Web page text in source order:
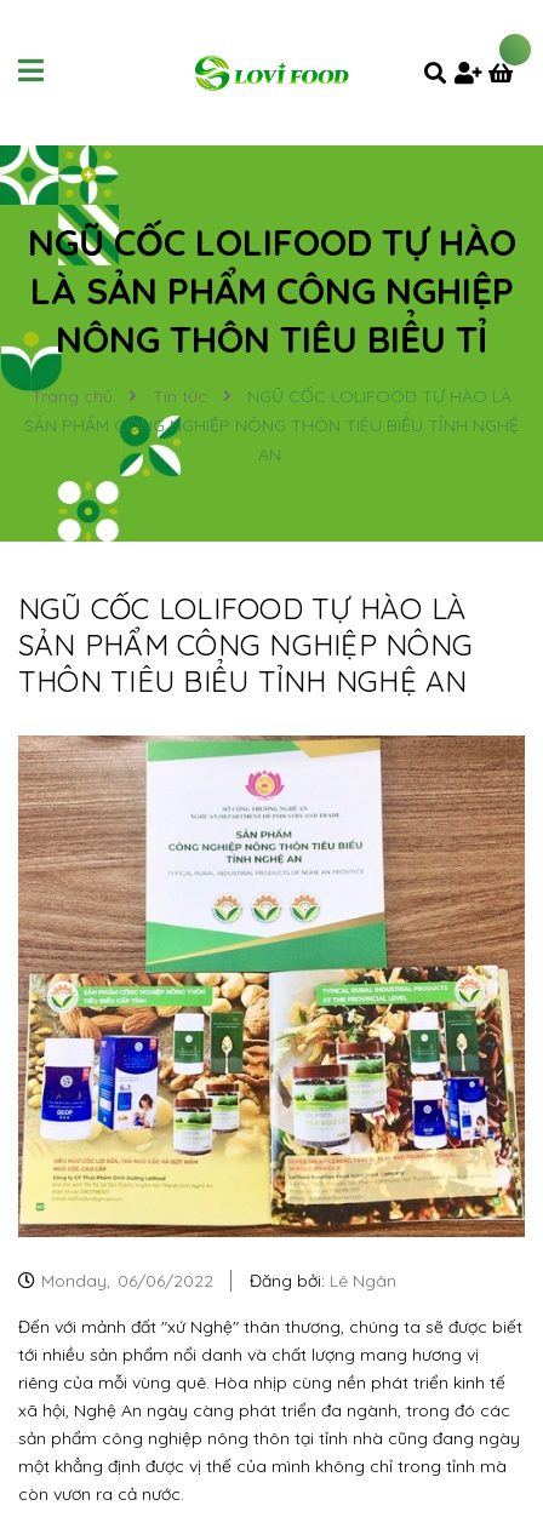
NGŨ CỐC LOLIFOOD TỰ HÀO
LÀ SẢN PHẨM CÔNG NGHIỆP
NÔNG THÔN TIÊU BIỂU TỈ
Trang chủ Tin tức
NGŨ CỐC LOLIFOOD TỰ HÀO LÀ
SẢN PHẨM CÔNG NGHIỆP NÔNG THÔN TIÊU BIỂU TỈNH NGHỆ
AN
NGŨ CỐC LOLIFOOD TỰ HÀO LÀ
SẢN PHẨM CÔNG NGHIỆP NÔNG
THÔN TIÊU BIỂU TỈNH NGHỆ AN
Monday, 06/06/2022 Đăng bởi: Lê Ngân
Đến với mảnh đất "xứ Nghệ" thân thương, chúng ta sẽ được biết
tới nhiều sản phẩm nổi danh và chất lượng mang hương vị
riêng của mỗi vùng quê. Hòa nhịp cùng nền phát triển kinh tế
xã hội, Nghệ An ngày càng phát triển đa ngành, trong đó các
sản phẩm công nghiệp nông thôn tại tỉnh nhà cũng đang ngày
một khẳng định được vị thế của mình không chỉ trong tỉnh mà
còn vươn ra cả nước.